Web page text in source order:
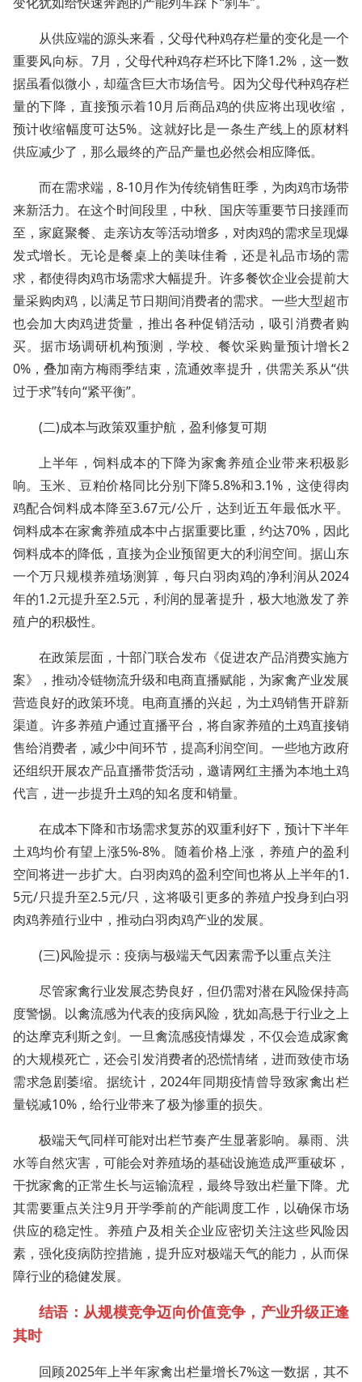
从供应端的源头来看，父母代种鸡存栏量的变化是一个
重要风向标。7月，父母代种鸡存栏环比下降1.2%，这一数
据虽看似微小，却蕴含巨大市场信号。因为父母代种鸡存栏
量的下降，直接预示着10月后商品鸡的供应将出现收缩，
预计收缩幅度可达5%。这就好比是一条生产线上的原材料
供应减少了，那么最终的产品产量也必然会相应降低。
而在需求端，8-10月作为传统销售旺季，为肉鸡市场带
来新活力。在这个时间段里，中秋、国庆等重要节日接踵而
至，家庭聚餐、走亲访友等活动增多，对肉鸡的需求呈现爆
发式增长。无论是餐桌上的美味佳肴，还是礼品市场的需
求，都使得肉鸡市场需求大幅提升。许多餐饮企业会提前大
量采购肉鸡，以满足节日期间消费者的需求。一些大型超市
也会加大肉鸡进货量，推出各种促销活动，吸引消费者购
买。据市场调研机构预测，学校、餐饮采购量预计增长2
0%，叠加南方梅雨季结束，流通效率提升，供需关系从“供
过于求”转向“紧平衡”。
(二)成本与政策双重护航，盈利修复可期
上半年，饲料成本的下降为家禽养殖企业带来积极影
响。玉米、豆粕价格同比分别下降5.8%和3.1%，这使得肉
鸡配合饲料成本降至3.67元/公斤，达到近五年最低水平。
饲料成本在家禽养殖成本中占据重要比重，约达70%，因此
饲料成本的降低，直接为企业预留更大的利润空间。据山东
一个万只规模养殖场测算，每只白羽肉鸡的净利润从2024
年的1.2元提升至2.5元，利润的显著提升，极大地激发了养
殖户的积极性。
在政策层面，十部门联合发布《促进农产品消费实施方
案》，推动冷链物流升级和电商直播赋能，为家禽产业发展
营造良好的政策环境。电商直播的兴起，为土鸡销售开辟新
渠道。许多养殖户通过直播平台，将自家养殖的土鸡直接销
售给消费者，减少中间环节，提高利润空间。一些地方政府
还组织开展农产品直播带货活动，邀请网红主播为本地土鸡
代言，进一步提升土鸡的知名度和销量。
在成本下降和市场需求复苏的双重利好下，预计下半年
土鸡均价有望上涨5%-8%。随着价格上涨，养殖户的盈利
空间将进一步扩大。白羽肉鸡的盈利空间也将从上半年的1.
5元/只提升至2.5元/只，这将吸引更多的养殖户投身到白羽
肉鸡养殖行业中，推动白羽肉鸡产业的发展。
(三)风险提示：疫病与极端天气因素需予以重点关注
尽管家禽行业发展态势良好，但仍需对潜在风险保持高
度警惕。以禽流感为代表的疫病风险，犹如高悬于行业之上
的达摩克利斯之剑。一旦禽流感疫情爆发，不仅会造成家禽
的大规模死亡，还会引发消费者的恐慌情绪，进而致使市场
需求急剧萎缩。据统计，2024年同期疫情曾导致家禽出栏
量锐减10%，给行业带来了极为惨重的损失。
极端天气同样可能对出栏节奏产生显著影响。暴雨、洪
水等自然灾害，可能会对养殖场的基础设施造成严重破坏，
干扰家禽的正常生长与运输流程，最终导致出栏量下降。尤
其需要重点关注9月开学季前的产能调度工作，以确保市场
供应的稳定性。养殖户及相关企业应密切关注这些风险因
素，强化疫病防控措施，提升应对极端天气的能力，从而保
障行业的稳健发展。
结语：从规模竞争迈向价值竞争，产业升级正逢
其时
回顾2025年上半年家禽出栏量增长7%这一数据，其不